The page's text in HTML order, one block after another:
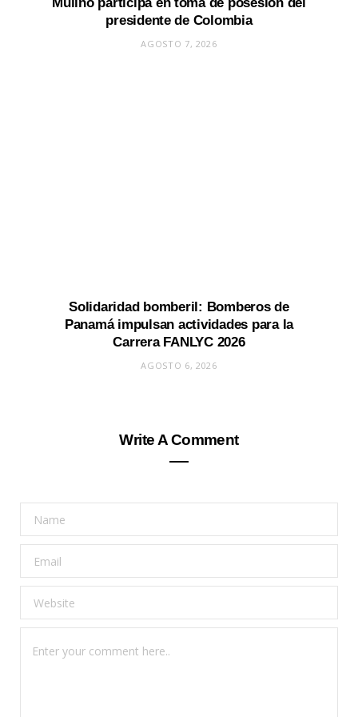
presidente de Colombia
AGOSTO 7, 2026
Solidaridad bomberil: Bomberos de
Panamá impulsan actividades para la
Carrera FANLYC 2026
AGOSTO 6, 2026
Write A Comment